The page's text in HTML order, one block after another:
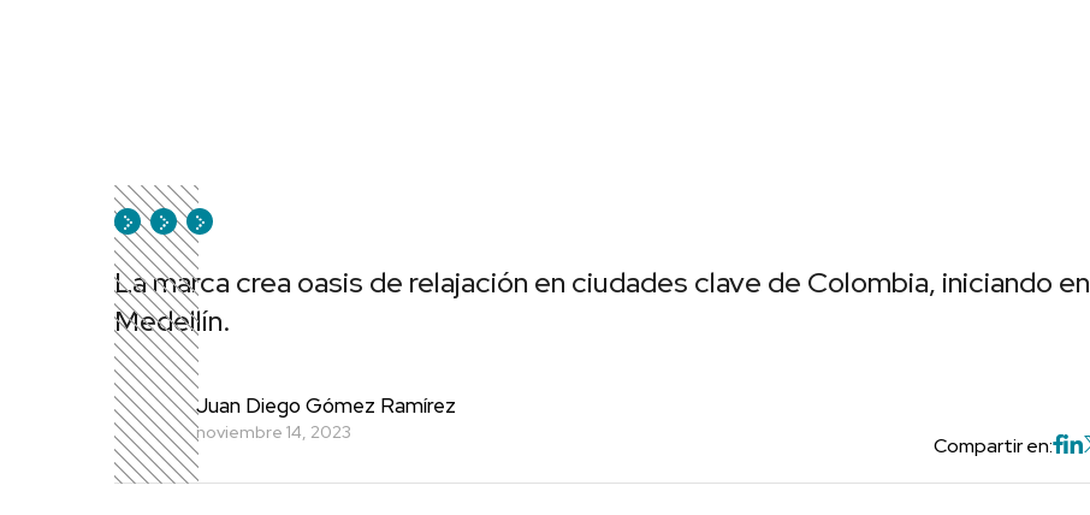
La marca crea oasis de relajación en ciudades clave de Colombia, iniciando en
Medellín.
Juan Diego Gómez Ramírez
noviembre 14, 2023
Compartir en: